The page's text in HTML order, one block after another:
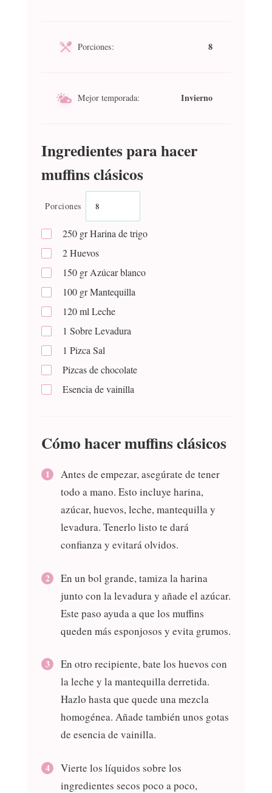
Porciones: 8
Mejor temporada: Invierno
Ingredientes para hacer
muffins clásicos
Porciones
250 grHarina de trigo
2Huevos
150 grAzúcar blanco
100 grMantequilla
120ml Leche
1 SobreLevadura
1 Pizca Sal
Pizcas de chocolate
Esencia de vainilla
Cómo hacer muffins clásicos
Antes de empezar, asegúrate de tener
todo a mano. Esto incluye harina,
azúcar, huevos, leche, mantequilla y
levadura. Tenerlo listo te dará
confianza y evitará olvidos.
En un bol grande, tamiza la harina
junto con la levadura y añade el azúcar.
Este paso ayuda a que los muffins
queden más esponjosos y evita grumos.
En otro recipiente, bate los huevos con
la leche y la mantequilla derretida.
Hazlo hasta que quede una mezcla
homogénea. Añade también unos gotas
de esencia de vainilla.
Vierte los líquidos sobre los
ingredientes secos poco a poco,